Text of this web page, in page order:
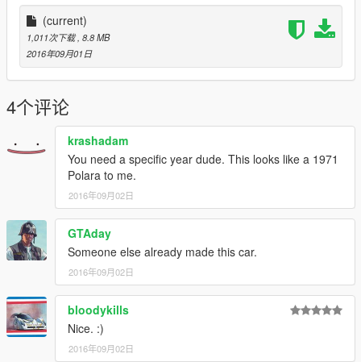
(current)
1,011次下载 , 8.8 MB
2016年09月01日
4个评论
krashadam
You need a specific year dude. This looks like a 1971
Polara to me.
2016年09月02日
GTAday
Someone else already made this car.
2016年09月02日
bloodykills
Nice. :)
2016年09月02日